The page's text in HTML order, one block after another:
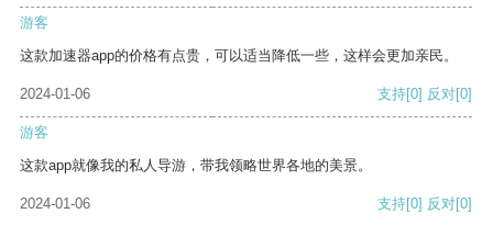
游客
这款加速器app的价格有点贵，可以适当降低一些，这样会更加亲民。
2024-01-06 支持[0] 反对[0]
游客
这款app就像我的私人导游，带我领略世界各地的美景。
2024-01-06 支持[0] 反对[0]